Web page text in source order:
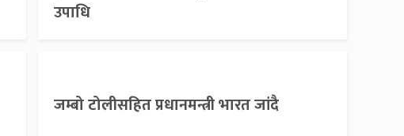
उपाधि
जम्बो टोलीसहित प्रधानमन्त्री भारत जांदै